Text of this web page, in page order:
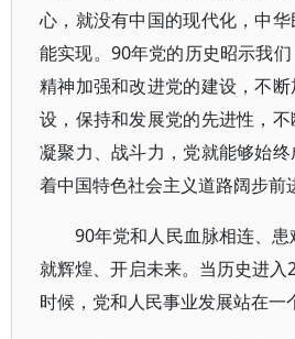
心，就没有中国的现代化，中
能实现。90年党的历史昭示我
精神加强和改进党的建设，不
设，保持和发展党的先进性，不
凝聚力、战斗力，党就能够始
着中国特色社会主义道路阔步前
90年党和人民血脉相连、
就辉煌、开启未来。当历史进入
时候，党和人民事业发展站在一